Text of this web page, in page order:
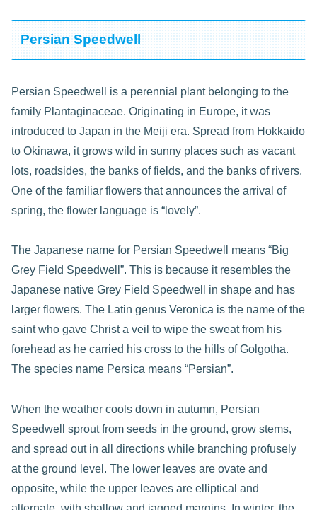
Persian Speedwell
Persian Speedwell is a perennial plant belonging to the
family Plantaginaceae. Originating in Europe, it was
introduced to Japan in the Meiji era. Spread from Hokkaido
to Okinawa, it grows wild in sunny places such as vacant
lots, roadsides, the banks of fields, and the banks of rivers.
One of the familiar flowers that announces the arrival of
spring, the flower language is “lovely”.
The Japanese name for Persian Speedwell means “Big
Grey Field Speedwell”. This is because it resembles the
Japanese native Grey Field Speedwell in shape and has
larger flowers. The Latin genus Veronica is the name of the
saint who gave Christ a veil to wipe the sweat from his
forehead as he carried his cross to the hills of Golgotha.
The species name Persica means “Persian”.
When the weather cools down in autumn, Persian
Speedwell sprout from seeds in the ground, grow stems,
and spread out in all directions while branching profusely
at the ground level. The lower leaves are ovate and
opposite, while the upper leaves are elliptical and